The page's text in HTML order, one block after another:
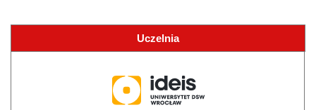
Uczelnia